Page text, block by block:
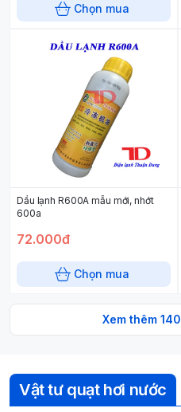
Chọn mua
Dầu lạnh R600A mẫu mới, nhớt
600a
72.000đ
Chọn mua
Xem thêm 140
Vật tư quạt hơi nước